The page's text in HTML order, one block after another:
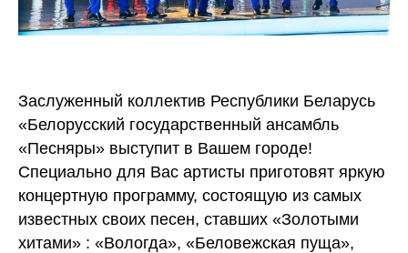
Заслуженный коллектив Республики Беларусь
«Белорусский государственный ансамбль
«Песняры» выступит в Вашем городе!
Специально для Вас артисты приготовят яркую
концертную программу, состоящую из самых
известных своих песен, ставших «Золотыми
хитами» : «Вологда», «Беловежская пуща»,